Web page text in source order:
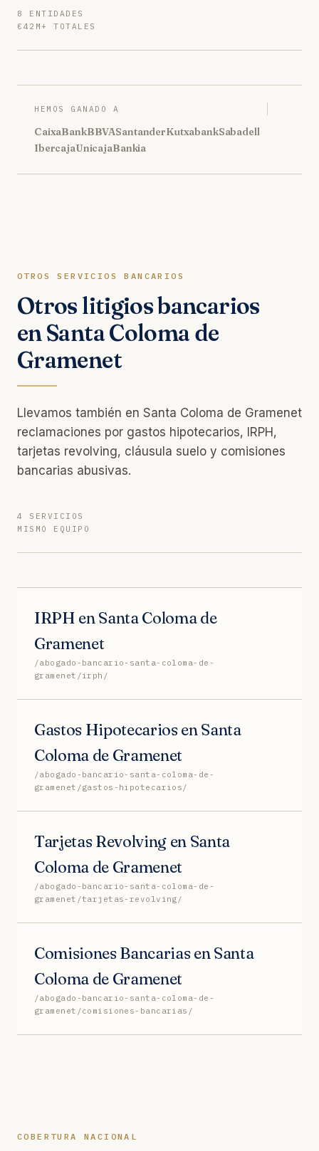
8 ENTIDADES
€42M+ TOTALES
HEMOS GANADO A
CaixaBankBBVASantanderKutxabankSabadell
IbercajaUnicajaBankia
OTROS SERVICIOS BANCARIOS
Otros litigios bancarios
en Santa Coloma de
Gramenet
Llevamos también en Santa Coloma de Gramenet
reclamaciones por gastos hipotecarios, IRPH,
tarjetas revolving, cláusula suelo y comisiones
bancarias abusivas.
4 SERVICIOS
MISMO EQUIPO
IRPH en Santa Coloma de
Gramenet
/abogado-bancario-santa-coloma-de-
gramenet/irph/
Gastos Hipotecarios en Santa
Coloma de Gramenet
/abogado-bancario-santa-coloma-de-
gramenet/gastos-hipotecarios/
Tarjetas Revolving en Santa
Coloma de Gramenet
/abogado-bancario-santa-coloma-de-
gramenet/tarjetas-revolving/
Comisiones Bancarias en Santa
Coloma de Gramenet
/abogado-bancario-santa-coloma-de-
gramenet/comisiones-bancarias/
COBERTURA NACIONAL